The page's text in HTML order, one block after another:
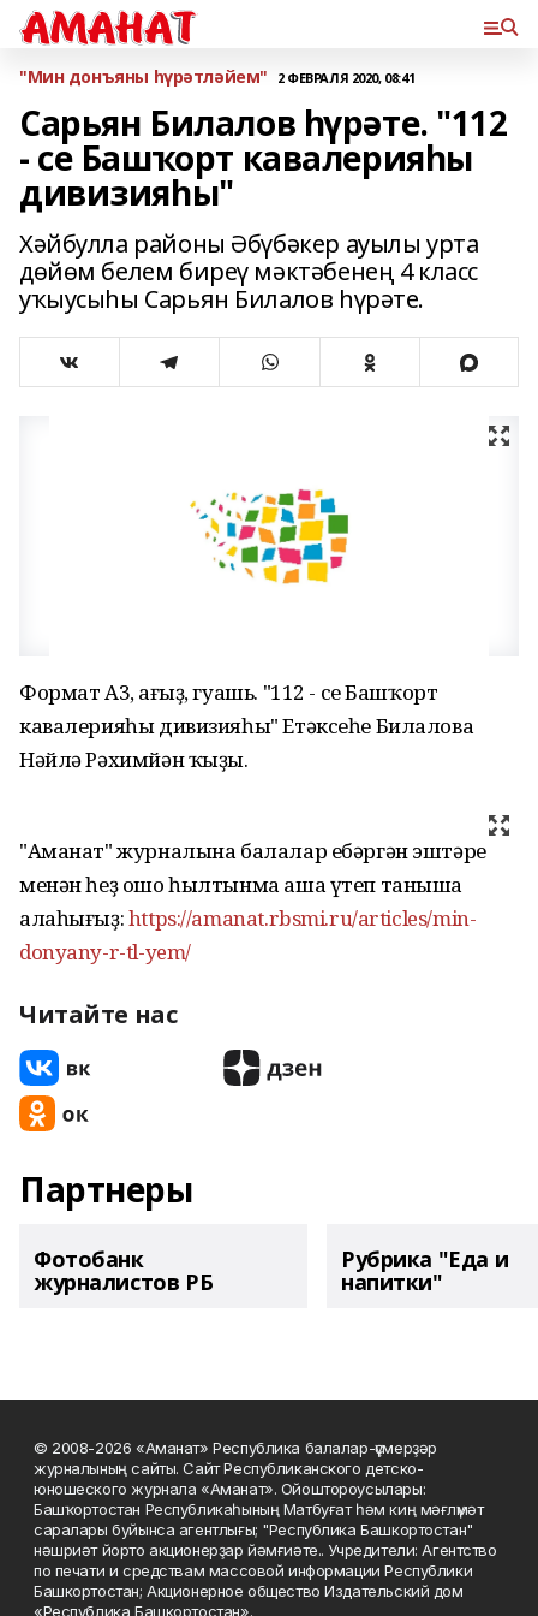
"Мин донъяны һүрәтләйем" 2 ФЕВРАЛЯ 2020, 08:41
Сарьян Билалов һүрәте. "112
- се Башҡорт кавалерияһы
дивизияһы"
Хәйбулла районы Әбүбәкер ауылы урта
дөйөм белем биреү мәктәбенең 4 класс
уҡыусыһы Сарьян Билалов һүрәте.
Формат А3, Ҡағыҙ, гуашь. "112 - се Башҡорт
кавалерияһы дивизияһы" Етәксеһе Билалова
Нәйлә Рәхимйән ҡыҙы.
"Аманат" журналына балалар ебәргән эштәре
менән һеҙ ошо һылтынма аша үтеп таныша
алаһығыҙ:https://amanat.rbsmi.ru/articles/min-
donyany-r-tl-yem/
Читайте нас
Партнеры
Фотобанк
журналистов РБ
Рубрика "Еда и
напитки"
© 2008-2026 «Аманат» Республика балалар-үҫмерҙәр
журналының сайты. Сайт Республиканского детско-
юношеского журнала «Аманат». Ойоштороусылары:
Башҡортостан Республикаһының Матбуғат һәм киң мәғлүмәт
саралары буйынса агентлығы; "Республика Башкортостан"
нәшриәт йорто акционерҙар йәмғиәте.. Учредители: Агентство
по печати и средствам массовой информации Республики
Башкортостан; Акционерное общество Издательский дом
«Республика Башкортостан».